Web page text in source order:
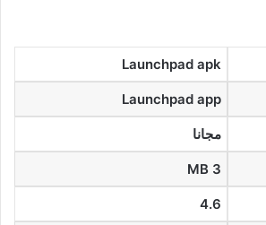
Launchpad apk
Launchpad app
مجانا
3 MB
4.6